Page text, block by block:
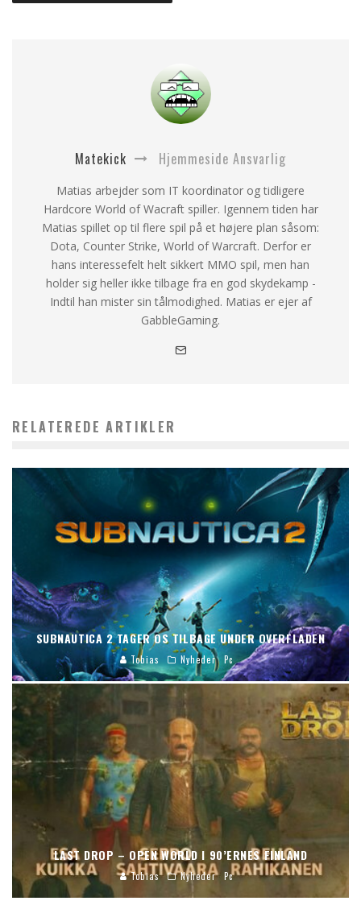
Matekick Hjemmeside Ansvarlig
Matias arbejder som IT koordinator og tidligere
Hardcore World of Wacraft spiller. Igennem tiden har
Matias spillet op til flere spil på et højere plan såsom:
Dota, Counter Strike, World of Warcraft. Derfor er
hans interessefelt helt sikkert MMO spil, men han
holder sig heller ikke tilbage fra en god skydekamp -
Indtil han mister sin tålmodighed. Matias er ejer af
GabbleGaming.
RELATEREDE ARTIKLER
SUBNAUTICA 2 TAGER OS TILBAGE UNDER OVERFLADEN
Tobias Nyheder Pc
LAST DROP – OPEN WORLD I 90’ERNES FINLAND
Tobias Nyheder Pc